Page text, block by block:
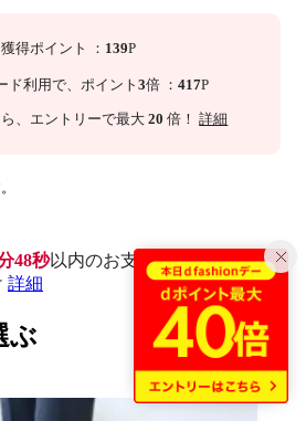
得ポイント ： 139P
ド利用で、 ポイント3倍 ：417P
、エントリーで最大 20 倍！詳細
47秒以内のお支払いで
詳細
ぶ